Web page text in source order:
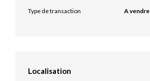
Type de transaction
A vendre
Localisation